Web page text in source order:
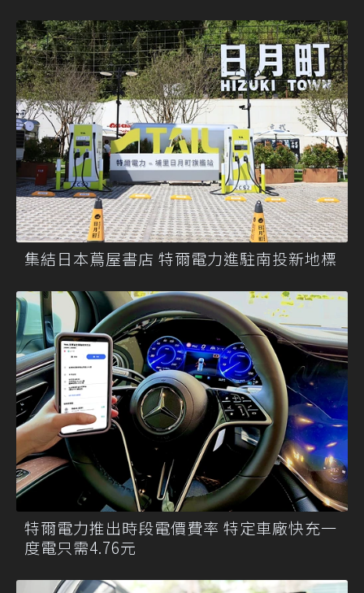
集結日本蔦屋書店 特爾電力進駐南投新地標
特爾電力推出時段電價費率 特定車廠快充一
度電只需4.76元